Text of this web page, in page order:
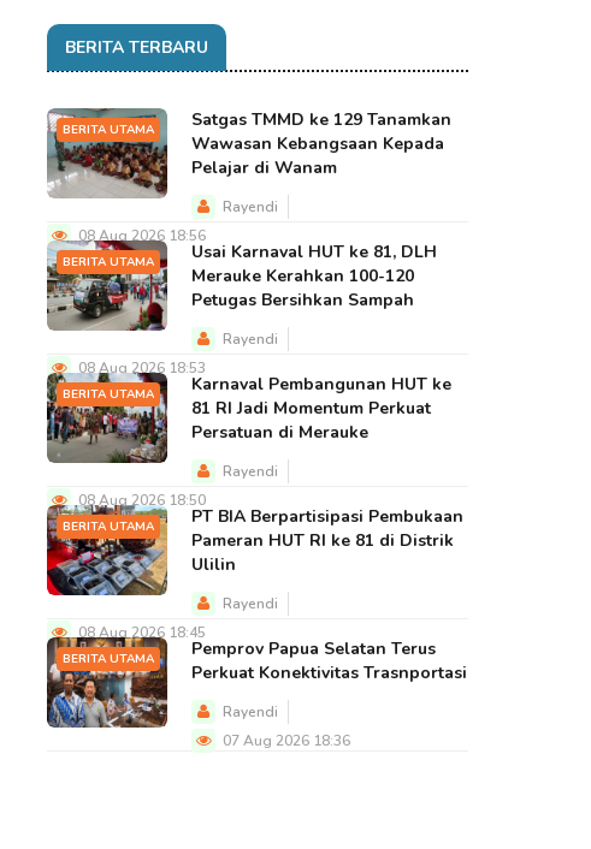
BERITA TERBARU
BERITA UTAMA
Satgas TMMD ke 129 Tanamkan
Wawasan Kebangsaan Kepada
Pelajar di Wanam
Rayendi
08 Aug 2026 18:56
BERITA UTAMA
Usai Karnaval HUT ke 81, DLH
Merauke Kerahkan 100-120
Petugas Bersihkan Sampah
Rayendi
08 Aug 2026 18:53
BERITA UTAMA
Karnaval Pembangunan HUT ke
81 RI Jadi Momentum Perkuat
Persatuan di Merauke
Rayendi
08 Aug 2026 18:50
BERITA UTAMA
PT BIA Berpartisipasi Pembukaan
Pameran HUT RI ke 81 di Distrik
Ulilin
Rayendi
08 Aug 2026 18:45
BERITA UTAMA
Pemprov Papua Selatan Terus
Perkuat Konektivitas Trasnportasi
Rayendi
07 Aug 2026 18:36